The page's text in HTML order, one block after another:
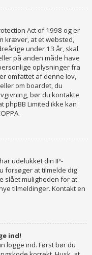
Act of 1998 og er
kræver, at et websted,
under 13 år, skal
på anden måde have
oplysninger fra
omfattet af denne lov,
om boardet, du
bør du kontakte
Limited ikke kan
udelukket din IP-
forsøger at tilmelde dig
slået muligheden for at
tilmeldinger. Kontakt en
ind!
logge ind. Først bør du